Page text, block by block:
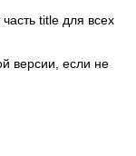
title для всех
версии, если не